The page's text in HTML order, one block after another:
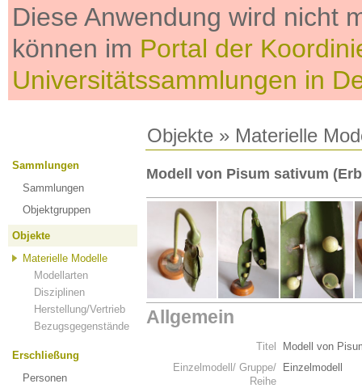
Diese Anwendung wird nicht
können im Portal der
Universitätssammlungen in
Objekte » Materielle
Sammlungen
Sammlungen
Objektgruppen
Objekte
Materielle Modelle
Modellarten
Disziplinen
Herstellung/Vertrieb
Bezugsgegenstände
Erschließung
Personen
Modell von Pisum sativum
Allgemein
Titel
Modell von
Einzelmodell/ Gruppe/
Reihe
Einzelmodell